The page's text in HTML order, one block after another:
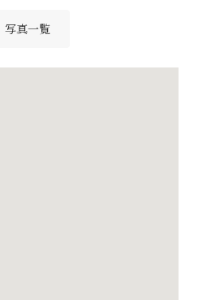
写真一覧